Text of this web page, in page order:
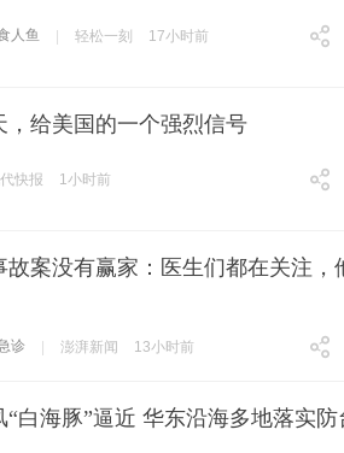
人鱼 轻松一刻 17小时前
，给美国的一个强烈信号
快报 1小时前
故案没有赢家：医生们都在关注，
诊 澎湃新闻 13小时前
“白海豚”逼近 华东沿海多地落实防